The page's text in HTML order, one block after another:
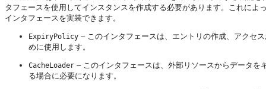
タフェースを使用してインスタンスを作成する必要があります。これに
インタフェースを実装できます。
ExpiryPolicy – このインタフェースは、エントリの作成、アクセ
めに使用します。
CacheLoader – このインタフェースは、外部リソースからデータ
る場合に必要になります。